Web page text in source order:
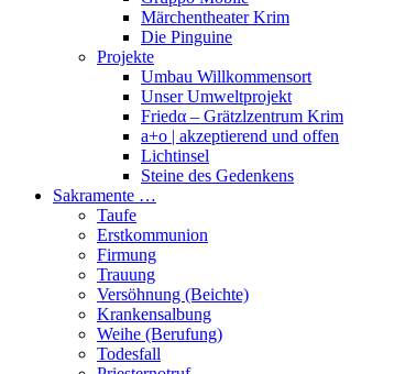
Märchentheater Krim
Die Pinguine
Projekte
Umbau Willkommensort
Unser Umweltprojekt
Friedα – Grätzlzentrum Krim
a+o | akzeptierend und offen
Lichtinsel
Steine des Gedenkens
Sakramente …
Taufe
Erstkommunion
Firmung
Trauung
Versöhnung (Beichte)
Krankensalbung
Weihe (Berufung)
Todesfall